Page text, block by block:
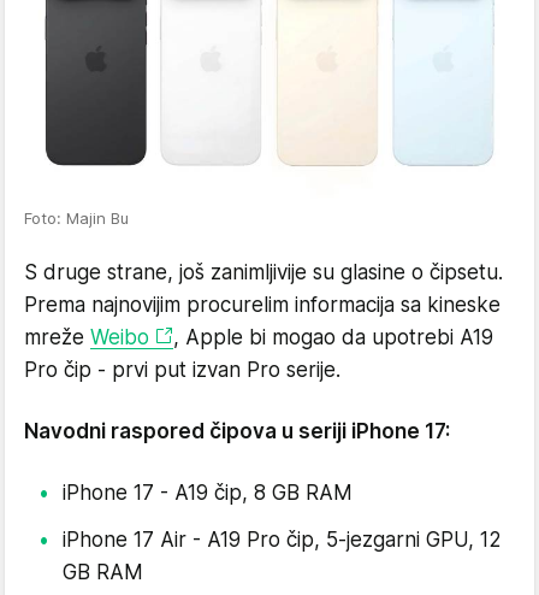
Foto: Majin Bu
S druge strane, još zanimljivije su glasine o čipsetu.
Prema najnovijim procurelim informacija sa kineske
mreže Weibo
, Apple bi mogao da upotrebi A19
Pro čip - prvi put izvan Pro serije.
Navodni raspored čipova u seriji iPhone 17:
iPhone 17 - A19 čip, 8 GB RAM
iPhone 17 Air - A19 Pro čip, 5-jezgarni GPU, 12
GB RAM